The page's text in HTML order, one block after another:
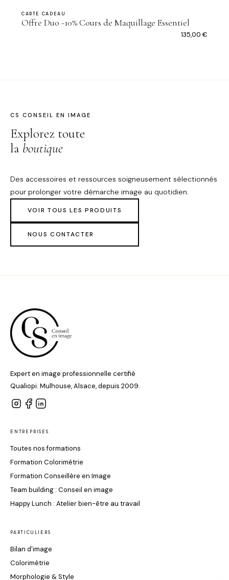
CARTE CADEAU
Offre Duo -10% Cours de Maquillage Essentiel
135,00€
CS CONSEIL EN IMAGE
Explorez toute
la boutique
Des accessoires et ressources soigneusement sélectionnés
pour prolonger votre démarche image au quotidien.
VOIR TOUS LES PRODUITS
NOUS CONTACTER
Expert en image professionnelle certifié
Qualiopi. Mulhouse, Alsace, depuis 2009.
ENTREPRISES
Toutes nos formations
Formation Colorimétrie
Formation Conseillère en Image
Team building : Conseil en image
Happy Lunch : Atelier bien-être au travail
PARTICULIERS
Bilan d'image
Colorimétrie
Morphologie & Style